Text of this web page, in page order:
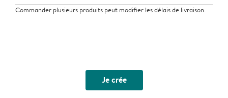
Commander plusieurs produits peut modifier les délais de livraison.
Je crée